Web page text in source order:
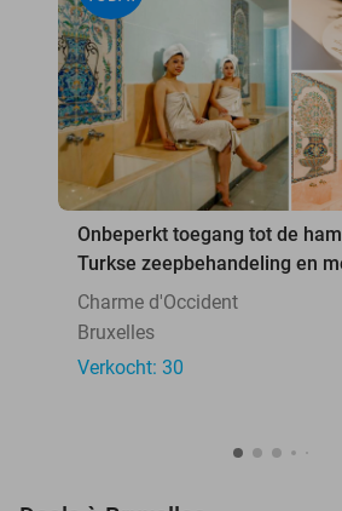
Onbeperkt toegang tot de
Turkse zeepbehandeling en
Charme d'Occident
Bruxelles
Verkocht: 30